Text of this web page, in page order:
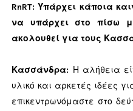
RnRT:Υπάρχει κάποια
να υπάρχει στο πίσω
ακολουθεί για τους
Κασσάνδρα: Η αλήθεια
υλικό και αρκετές ιδέες
επικεντρωνόμαστε στο